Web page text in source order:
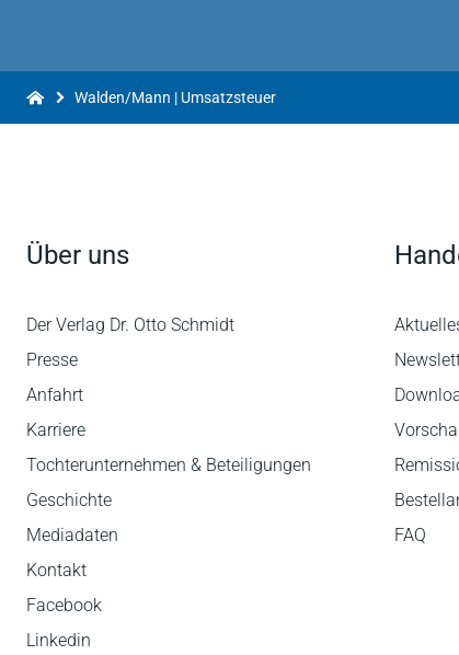
Walden/Mann | Umsatzsteuer
Über uns
Der Verlag Dr. Otto Schmidt
Presse
Anfahrt
Karriere
Tochterunternehmen & Beteiligungen
Geschichte
Mediadaten
Kontakt
Facebook
Linkedin
FAQ